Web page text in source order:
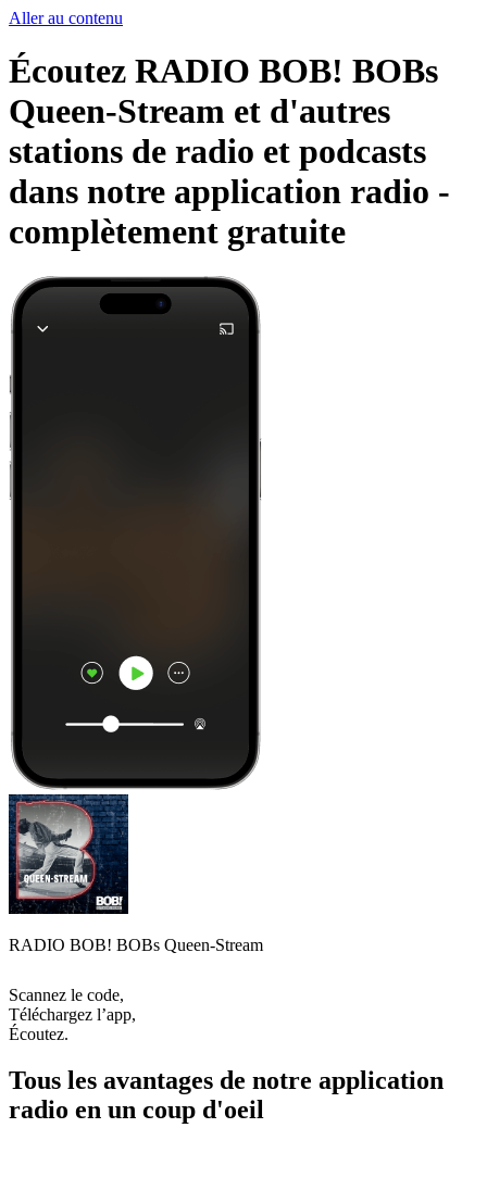
Aller au contenu
Écoutez RADIO BOB! BOBs
Queen-Stream et d'autres
stations de radio et podcasts
dans notre application radio -
complètement gratuite
RADIO BOB! BOBs Queen-Stream
Scannez le code,
Téléchargez l’app,
Écoutez.
Tous les avantages de notre application
radio en un coup d'oeil